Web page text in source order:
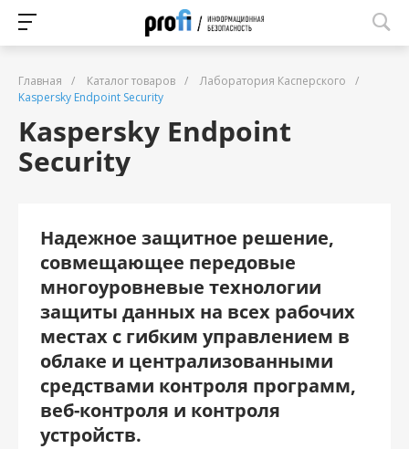
Главная / Каталог товаров / Лаборатория Касперского
/
Kaspersky Endpoint Security
Kaspersky Endpoint
Security
Надежное защитное решение,
совмещающее передовые
многоуровневые технологии
защиты данных на всех рабочих
местах с гибким управлением в
облаке и централизованными
средствами контроля программ,
веб-контроля и контроля
устройств.